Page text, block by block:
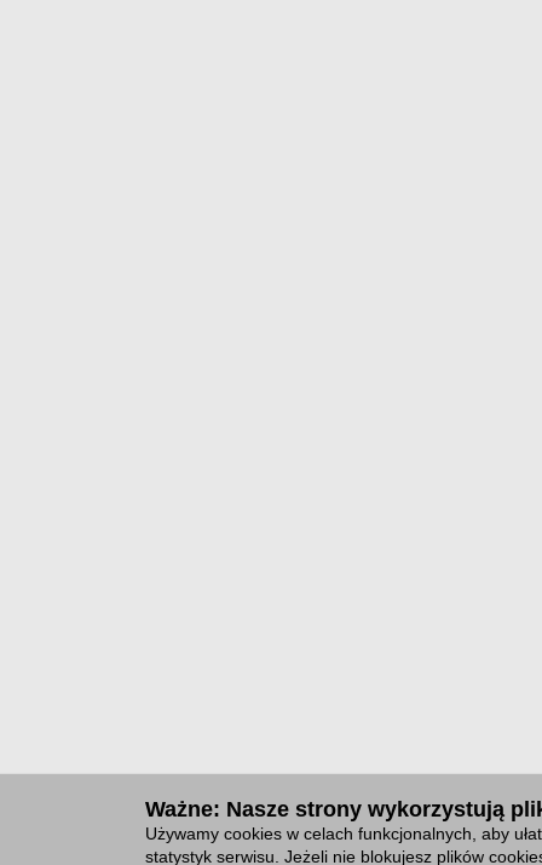
Ważne: Nasze strony wykorzystują
Używamy cookies w celach funkcjonalnych, aby
statystyk serwisu. Jeżeli nie blokujesz plików